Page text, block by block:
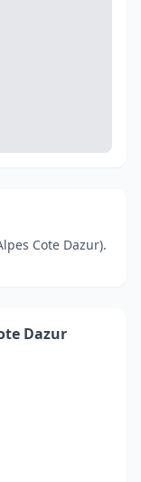
Cote Dazur).
Dazur